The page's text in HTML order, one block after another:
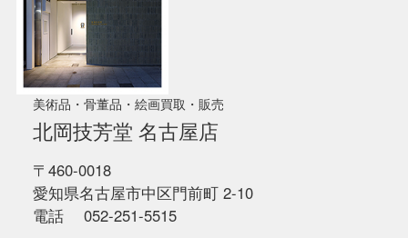
美術品・骨董品・絵画買取・販売
北岡技芳堂 名古屋店
〒460-0018
愛知県名古屋市中区門前町 2-10
電話 052-251-5515